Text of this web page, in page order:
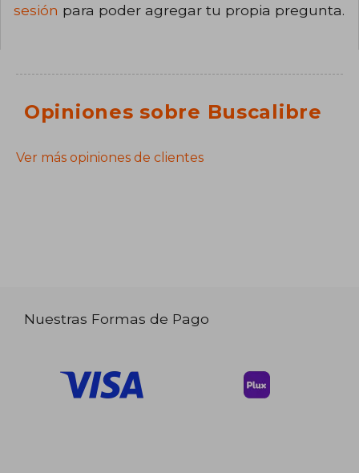
sesión para poder agregar tu propia pregunta.
Opiniones sobre Buscalibre
Ver más opiniones de clientes
Nuestras Formas de Pago